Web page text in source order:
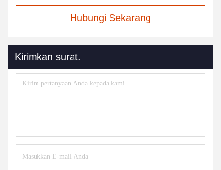
Hubungi Sekarang
Kirimkan surat.